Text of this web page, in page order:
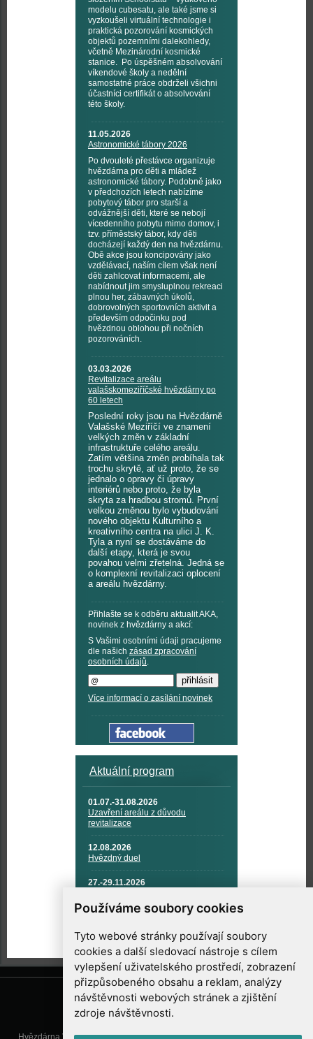
Používáme soubory cookies
Tyto webové stránky používají soubory
cookies a další sledovací nástroje s cílem
vylepšení uživatelského prostředí, zobrazení
přizpůsobeného obsahu a reklam, analýzy
návštěvnosti webových stránek a zjištění
zdroje návštěvnosti.
modelu cubesatu, ale také jsme si
vyzkoušeli virtuální technologie i
praktická pozorování kosmických
objektů pozemními dalekohledy,
včetně Mezinárodní kosmické
stanice. Po úspěšném absolvování
víkendové školy a nedělní
samostatné práce obdrželi všichni
účastníci certifikát o absolvování
této školy.
11.05.2026
Astronomické tábory 2026
Po dvouleté přestávce organizuje
hvězdárna pro děti a mládež
astronomické tábory. Podobně jako
v předchozích letech nabízíme
pobytový tábor pro starší a
odvážnější děti, které se nebojí
vícedenního pobytu mimo domov, i
tzv. příměstský tábor, kdy děti
docházejí každý den na hvězdárnu.
Obě akce jsou koncipovány jako
vzdělávací, naším cílem však není
děti zahlcovat informacemi, ale
nabídnout jim smysluplnou rekreaci
plnou her, zábavných úkolů,
dobrovolných sportovních aktivit a
především odpočinku pod
hvězdnou oblohou při nočních
pozorováních.
03.03.2026
Revitalizace areálu
valašskomeziříčské hvězdárny po
60 letech
Poslední roky jsou na Hvězdárně
Valašské Meziříčí ve znamení
velkých změn v základní
infrastruktuře celého areálu.
Zatím většina změn probíhala tak
trochu skrytě, ať už proto, že se
jednalo o opravy či úpravy
interiérů nebo proto, že byla
skryta za hradbou stromů. První
velkou změnou bylo vybudování
nového objektu Kulturního a
kreativního centra na ulici J. K.
Tyla a nyní se dostáváme do
další etapy, která je svou
povahou velmi zřetelná. Jedná se
o komplexní revitalizaci oplocení
a areálu hvězdárny.
Přihlašte se k odběru aktualit AKA,
novinek z hvězdárny a akcí:
S Vašimi osobními údaji pracujeme
dle našich zásad zpracování
osobních údajů.
Více informací o zasílání novinek
Aktuální program
01.07.-31.08.2026
Uzavření areálu z důvodu
revitalizace
12.08.2026
Hvězdný duel
27.-29.11.2026
TECHNIKA A KOSMICKÉ
TECHNOLOGIE
Hvězdárna Valašské Meziříčí, příspěvková organizace, Vsetínská 78, 757